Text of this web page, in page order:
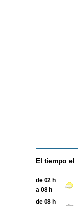
El tiempo el
de 02 h
a 08 h
de 08 h